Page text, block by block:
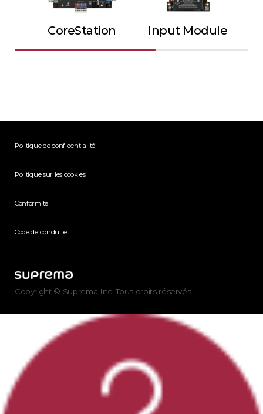
CoreStation Input Module
Politique de confidentialité
Politique sur les cookies
Conformité
Code de conduite
Copyright © Suprema Inc. Tous droits réservés.